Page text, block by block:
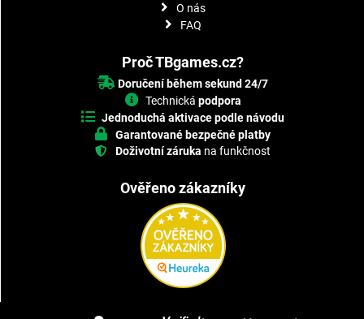
O nás
FAQ
Proč TBgames.cz?
Doručení během sekund 24/7
Technická podpora
Jednoduchá aktivace podle návodu
Garantované bezpečné platby
Doživotní záruka na funkčnost
Ověřeno zákazníky